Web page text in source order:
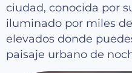
ciudad, conocida por
iluminado por miles
elevados donde
paisaje urbano de